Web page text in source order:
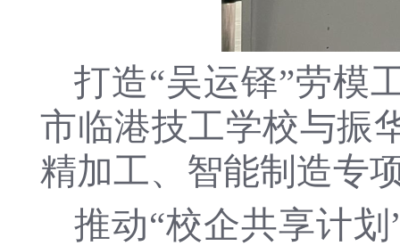
打造“吴运铎”劳模
市临港技工学校与振
精加工、智能制造专
推动“校企共享计